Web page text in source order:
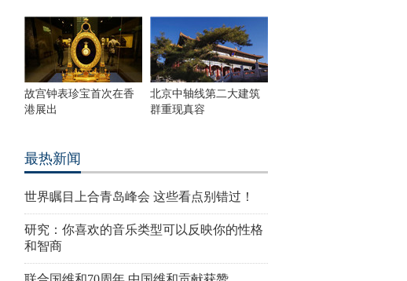
故宫钟表珍宝首次在香
港展出
北京中轴线第二大建筑
群重现真容
最热新闻
世界瞩目上合青岛峰会 这些看点别错过！
研究：你喜欢的音乐类型可以反映你的性格
和智商